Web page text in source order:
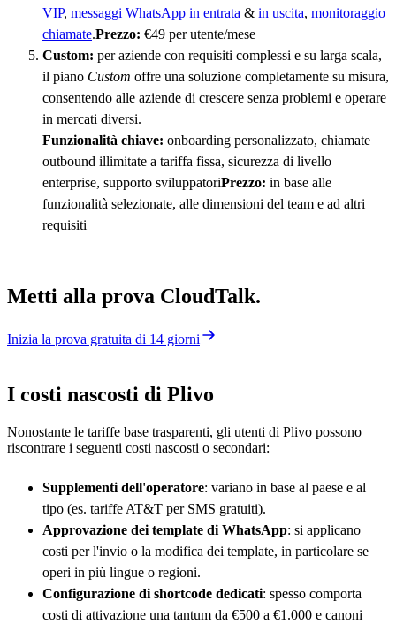
VIP, messaggi WhatsApp in entrata & in uscita, monitoraggio
chiamate.Prezzo: €49 per utente/mese
Custom: per aziende con requisiti complessi e su larga scala,
il piano Custom offre una soluzione completamente su misura,
consentendo alle aziende di crescere senza problemi e operare
in mercati diversi.
Funzionalità chiave: onboarding personalizzato, chiamate
outbound illimitate a tariffa fissa, sicurezza di livello
enterprise, supporto sviluppatoriPrezzo: in base alle
funzionalità selezionate, alle dimensioni del team e ad altri
requisiti
Metti alla prova CloudTalk.
Inizia la prova gratuita di 14 giorni
I costi nascosti di Plivo
Nonostante le tariffe base trasparenti, gli utenti di Plivo possono
riscontrare i seguenti costi nascosti o secondari:
Supplementi dell'operatore: variano in base al paese e al
tipo (es. tariffe AT&T per SMS gratuiti).
Approvazione dei template di WhatsApp: si applicano
costi per l'invio o la modifica dei template, in particolare se
operi in più lingue o regioni.
Configurazione di shortcode dedicati: spesso comporta
costi di attivazione una tantum da €500 a €1.000 e canoni